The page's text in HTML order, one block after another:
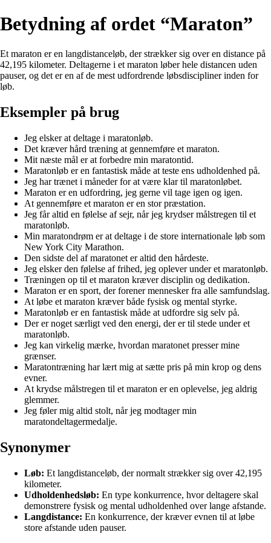
Betydning af ordet “Maraton”
Et maraton er en langdistanceløb, der strækker sig over en distance på
42,195 kilometer. Deltagerne i et maraton løber hele distancen uden
pauser, og det er en af de mest udfordrende løbsdiscipliner inden for
løb.
Eksempler på brug
Jeg elsker at deltage i maratonløb.
Det kræver hård træning at gennemføre et maraton.
Mit næste mål er at forbedre min maratontid.
Maratonløb er en fantastisk måde at teste ens udholdenhed på.
Jeg har trænet i måneder for at være klar til maratonløbet.
Maraton er en udfordring, jeg gerne vil tage igen og igen.
At gennemføre et maraton er en stor præstation.
Jeg får altid en følelse af sejr, når jeg krydser målstregen til et
maratonløb.
Min maratondrøm er at deltage i de store internationale løb som
New York City Marathon.
Den sidste del af maratonet er altid den hårdeste.
Jeg elsker den følelse af frihed, jeg oplever under et maratonløb.
Træningen op til et maraton kræver disciplin og dedikation.
Maraton er en sport, der forener mennesker fra alle samfundslag.
At løbe et maraton kræver både fysisk og mental styrke.
Maratonløb er en fantastisk måde at udfordre sig selv på.
Der er noget særligt ved den energi, der er til stede under et
maratonløb.
Jeg kan virkelig mærke, hvordan maratonet presser mine
grænser.
Maratontræning har lært mig at sætte pris på min krop og dens
evner.
At krydse målstregen til et maraton er en oplevelse, jeg aldrig
glemmer.
Jeg føler mig altid stolt, når jeg modtager min
maratondeltagermedalje.
Synonymer
Løb: Et langdistanceløb, der normalt strækker sig over 42,195
kilometer.
Udholdenhedsløb: En type konkurrence, hvor deltagere skal
demonstrere fysisk og mental udholdenhed over lange afstande.
Langdistance: En konkurrence, der kræver evnen til at løbe
store afstande uden pauser.